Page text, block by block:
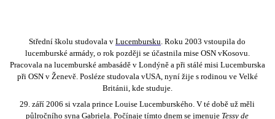
Střední školu studovala v Lucembursku. Roku 2003 vstoupila do
lucemburské armády, o rok později se účastnila mise OSNvKosovu.
Pracovala na lucemburské ambasádě v Londýněa při stálé misi Lucemburska
při OSNv Ženevě. Posléze studovala vUSA, nyní žije s rodinou ve Velké
Británii, kde studuje.
29. září 2006 si vzala prince Louise Lucemburského . V té době už měli
půlročního syna Gabriela. Počínaje tímto dnem se jmenuje Tessy de